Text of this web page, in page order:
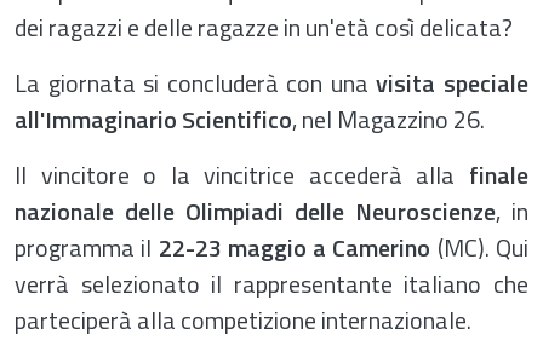
dei ragazzi e delle ragazze in un'età così delicata?
La giornata si concluderà con unavisita speciale
all'Immaginario Scientifico, nel Magazzino 26.
Il vincitore o la vincitrice accederà alla finale
nazionale delle Olimpiadi delle Neuroscienze, in
programma il 22-23 maggio a Camerino (MC). Qui
verrà selezionato il rappresentante italiano che
parteciperà alla competizione internazionale.